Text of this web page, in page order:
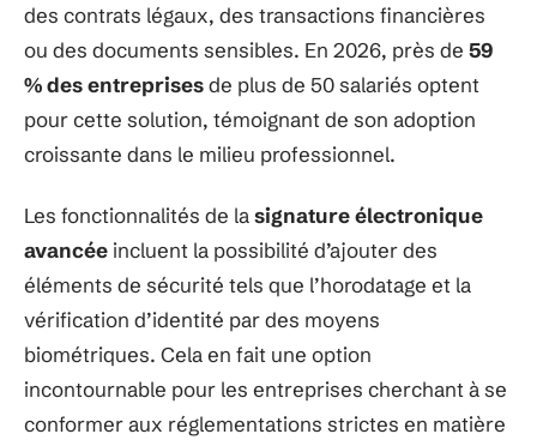
des contrats légaux, des transactions financières
ou des documents sensibles. En 2026, près de 59
% des entreprisesde plus de 50 salariés optent
pour cette solution, témoignant de son adoption
croissante dans le milieu professionnel.
Les fonctionnalités de lasignature électronique
avancée incluent la possibilité d’ajouter des
éléments de sécurité tels que l’horodatage et la
vérification d’identité par des moyens
biométriques. Cela en fait une option
incontournable pour les entreprises cherchant à se
conformer aux réglementations strictes en matière